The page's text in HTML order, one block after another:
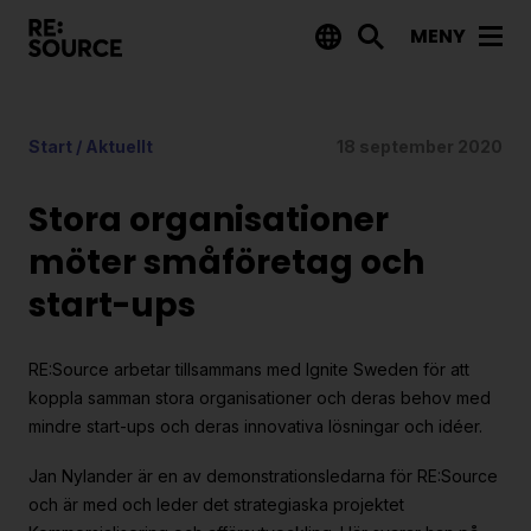
MENY
Nyheter
Tips på utlysningar
Rapporter från RE:Source
Finansiering
Utlysningar
Start / Aktuellt 18 september 2020
Stora organisationer
möter småföretag och
start-ups
RE:Source arbetar tillsammans med Ignite Sweden för att
koppla samman stora organisationer och deras behov med
mindre start-ups och deras innovativa lösningar och idéer.
Jan Nylander är en av demonstrationsledarna för RE:Source
och är med och leder det strategiaska projektet